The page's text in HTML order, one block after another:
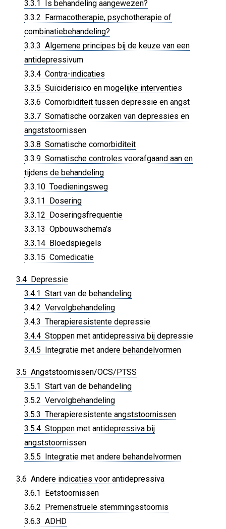
3.3.1 Is behandeling aangewezen?
3.3.2 Farmacotherapie, psychotherapie of
combinatiebehandeling?
3.3.3 Algemene principes bij de keuze van een
antidepressivum
3.3.4 Contra-indicaties
3.3.5 Suïciderisico en mogelijke interventies
3.3.6 Comorbiditeit tussen depressie en angst
3.3.7 Somatische oorzaken van depressies en
angststoornissen
3.3.8 Somatische comorbiditeit
3.3.9 Somatische controles voorafgaand aan en
tijdens de behandeling
3.3.10 Toedieningsweg
3.3.11 Dosering
3.3.12 Doseringsfrequentie
3.3.13 Opbouwschema’s
3.3.14 Bloedspiegels
3.3.15 Comedicatie
3.4 Depressie
3.4.1 Start van de behandeling
3.4.2 Vervolgbehandeling
3.4.3 Therapieresistente depressie
3.4.4 Stoppen met antidepressiva bij depressie
3.4.5 Integratie met andere behandelvormen
3.5 Angststoornissen/OCS/PTSS
3.5.1 Start van de behandeling
3.5.2 Vervolgbehandeling
3.5.3 Therapieresistente angststoornissen
3.5.4 Stoppen met antidepressiva bij
angststoornissen
3.5.5 Integratie met andere behandelvormen
3.6 Andere indicaties voor antidepressiva
3.6.1 Eetstoornissen
3.6.2 Premenstruele stemmingsstoornis
3.6.3 ADHD